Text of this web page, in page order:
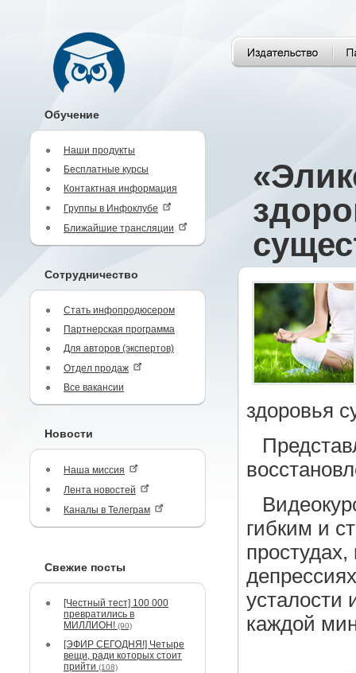
Обучение
Наши продукты
Бесплатные курсы
Контактная информация
Группы в Инфоклубе
Ближайшие трансляции
Сотрудничество
Стать инфопродюсером
Партнерская программа
Для авторов (экспертов)
Отдел продаж
Все вакансии
Новости
Наша миссия
Лента новостей
Каналы в Телеграм
Свежие посты
[Честный тест] 100 000
превратились в
МИЛЛИОН! (90)
[ЭФИР СЕГОДНЯ!] Четыре
вещи, ради которых стоит
прийти (108)
здоровья
гибким и
усталости
каждой